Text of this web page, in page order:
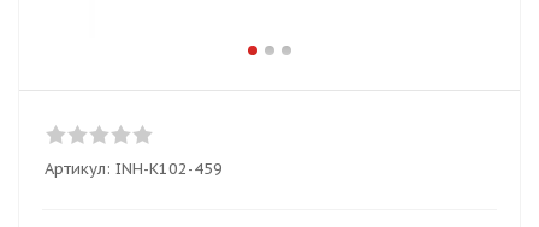
Артикул: INH-K102-459